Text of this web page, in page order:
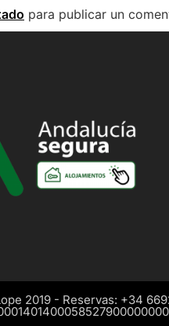
para publicar un
2019 - Reservas: +34